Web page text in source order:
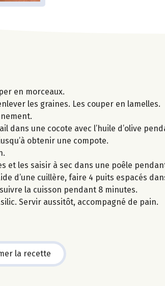
en morceaux.
les graines. Les couper en lamelles.
dans une cocote avec l’huile d’olive
obtenir une compote.
et les saisir à sec dans une poêle
d’une cuillère, faire 4 puits espacés
la cuisson pendant 8 minutes.
Servir aussitôt, accompagné de pain.
la recette